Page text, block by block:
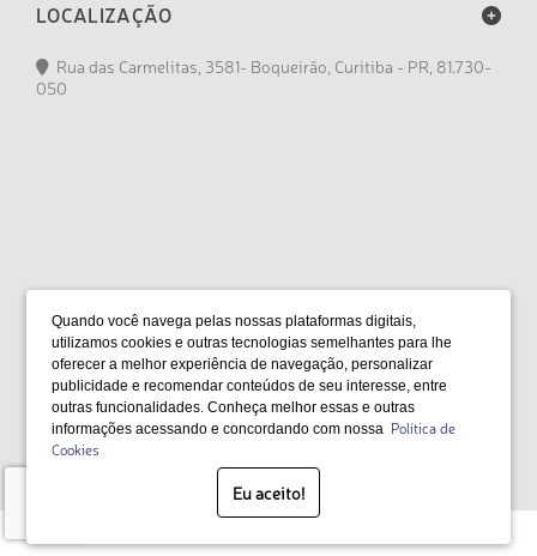
Quando você navega pelas nossas plataformas digitais,
utilizamos cookies e outras tecnologias semelhantes para lhe
oferecer a melhor experiência de navegação, personalizar
publicidade e recomendar conteúdos de seu interesse, entre
outras funcionalidades. Conheça melhor essas e outras
informações acessando e concordando com nossa Política de
Cookies
Eu aceito!
LOCALIZAÇÃO
Rua das Carmelitas, 3581- Boqueirão, Curitiba - PR, 81.730-
050
SELOS